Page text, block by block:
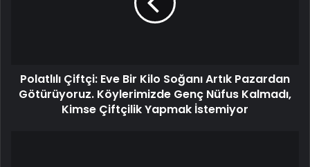
Polatlılı Çiftçi: Eve Bir Kilo Soğanı Artık Pazardan
Götürüyoruz. Köylerimizde Genç Nüfus Kalmadı,
Kimse Çiftçilik Yapmak İstemiyor